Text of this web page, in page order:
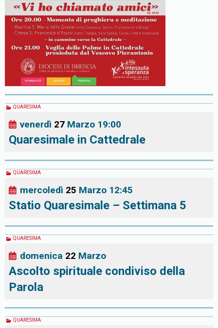
QUARESIMA
venerdì 27 Marzo 19:00
Quaresimale in Cattedrale
QUARESIMA
mercoledì 25 Marzo 12:45
Statio Quaresimale – Settimana 5
QUARESIMA
domenica 22 Marzo
Ascolto spirituale condiviso della
Parola
QUARESIMA